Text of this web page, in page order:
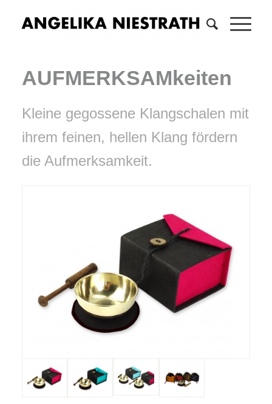
AUFMERKSAMkeiten
Kleine gegossene Klangschalen mit
ihrem feinen, hellen Klang fördern
die Aufmerksamkeit.